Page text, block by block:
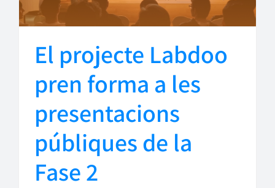
El projecte Labdoo
pren forma a les
presentacions
públiques de la
Fase 2